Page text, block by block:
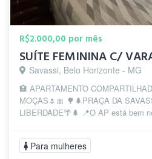
R$2.000,00 por mês
Savassi, Belo Horizonte - MG
🏩 APARTAMENTO
MOÇAS🌷🎀 🌳🌲PRAÇA DA
LIBERDADE🌴🌲 📍O AP está bem
Para mulheres